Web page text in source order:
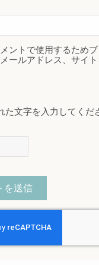
ントで使用するため
ールアドレス、サイト
た文字を入力してくだ